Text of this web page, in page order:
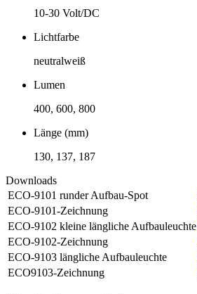
10-30 Volt/DC
Lichtfarbe
neutralweiß
Lumen
400, 600, 800
Länge (mm)
130, 137, 187
Downloads
ECO-9101 runder Aufbau-Spot
ECO-9101-Zeichnung
ECO-9102 kleine längliche Aufbauleuchte
ECO-9102-Zeichnung
ECO-9103 längliche Aufbauleuchte
ECO9103-Zeichnung